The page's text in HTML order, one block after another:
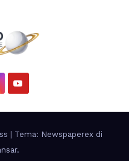
| Tema: Newspaperex di
.